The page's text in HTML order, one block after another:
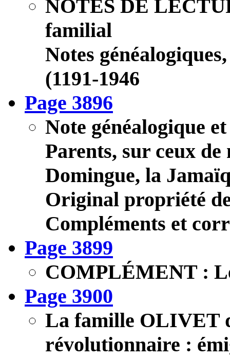
NOTES DE
familial
Notes
(1191-1946
Page 3896
Note généalogique
Parents, sur ceux de
Domingue, la
Original propriété
Compléments et
Page 3899
COMPLÉMENT :
Page 3900
La famille OLIVET
révolutionnaire :